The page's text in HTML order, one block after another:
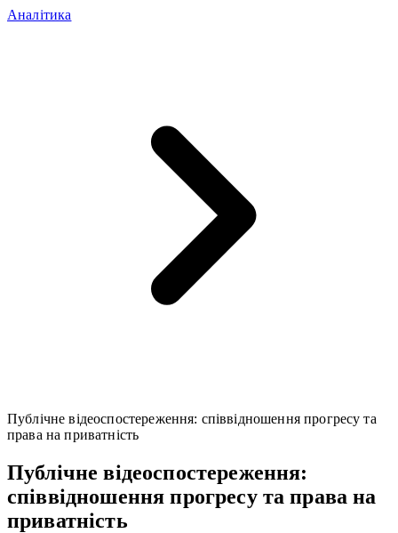
Аналітика
Публічне відеоспостереження: співвідношення прогресу та
права на приватність
Публічне відеоспостереження:
співвідношення прогресу та права на
приватність